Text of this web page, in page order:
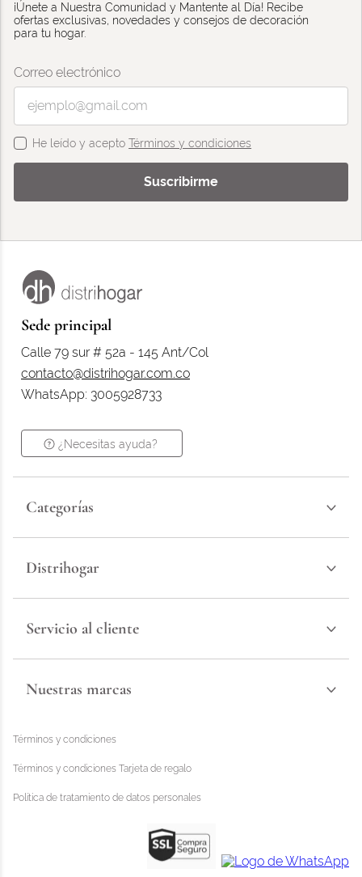
¡Únete a Nuestra Comunidad y Mantente al Día! Recibe
ofertas exclusivas, novedades y consejos de decoración
para tu hogar.
Correo electrónico
He leído y aceptoTérminos y condiciones
Suscribirme
Sede principal
Calle 79 sur # 52a - 145 Ant/Col
contacto@distrihogar.com.co
WhatsApp: 3005928733
¿Necesitas ayuda?
Categorías
Distrihogar
Servicio al cliente
Nuestras marcas
Términos y condiciones
Términos y condiciones Tarjeta de regalo
Política de tratamiento de datos personales